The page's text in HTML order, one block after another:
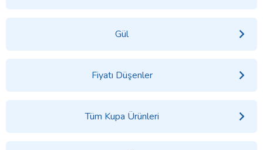
Gül
Fiyatı Düşenler
Tüm Kupa Ürünleri